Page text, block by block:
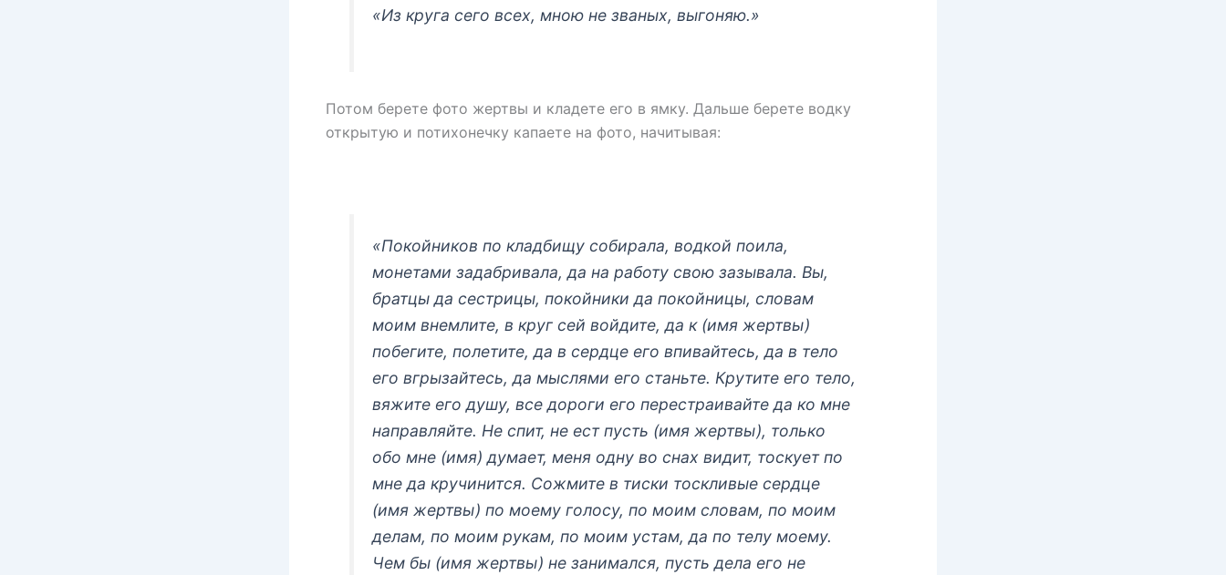
«Из круга сего всех, мною не званых, выгоняю.»
Потом берете фото жертвы и кладете его в ямку. Дальше берете водку
открытую и потихонечку капаете на фото, начитывая:
«Покойников по кладбищу собирала, водкой поила,
монетами задабривала, да на работу свою зазывала. Вы,
братцы да сестрицы, покойники да покойницы, словам
моим внемлите, в круг сей войдите, да к (имя жертвы)
побегите, полетите, да в сердце его впивайтесь, да в тело
его вгрызайтесь, да мыслями его станьте. Крутите его тело,
вяжите его душу, все дороги его перестраивайте да ко мне
направляйте. Не спит, не ест пусть (имя жертвы), только
обо мне (имя) думает, меня одну во снах видит, тоскует по
мне да кручинится. Сожмите в тиски тоскливые сердце
(имя жертвы) по моему голосу, по моим словам, по моим
делам, по моим рукам, по моим устам, да по телу моему.
Чем бы (имя жертвы) не занимался, пусть дела его не